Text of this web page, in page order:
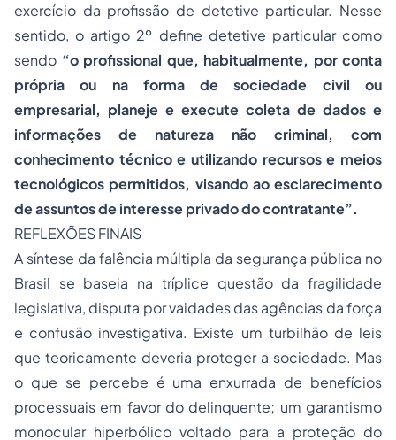
exercício da profissão de detetive particular. Nesse
sentido, o artigo 2º define detetive particular como
sendo “o profissional que, habitualmente, por conta
própria ou na forma de sociedade civil ou
empresarial, planeje e execute coleta de dados e
informações de natureza não criminal, com
conhecimento técnico e utilizando recursos e meios
tecnológicos permitidos, visando ao esclarecimento
de assuntos de interesse privado do contratante”.
REFLEXÕES FINAIS
A síntese da falência múltipla da segurança pública no
Brasil se baseia na tríplice questão da fragilidade
legislativa, disputa por vaidades das agências da força
e confusão investigativa. Existe um turbilhão de leis
que teoricamente deveria proteger a sociedade. Mas
o que se percebe é uma enxurrada de benefícios
processuais em favor do delinquente; um garantismo
monocular hiperbólico voltado para a proteção do